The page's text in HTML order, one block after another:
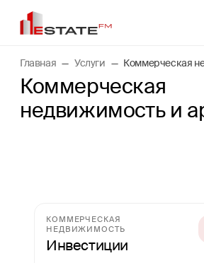
Главная Услуги Коммерческая
Коммерческая
недвижимость и
КОММЕРЧЕСКАЯ
НЕДВИЖИМОСТЬ
Инвестиции